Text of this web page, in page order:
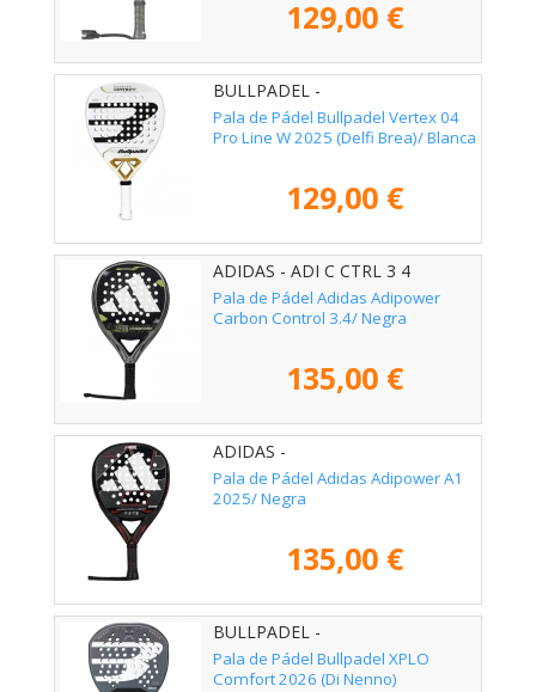
129,00 €
BULLPADEL -
Pala de Pádel Bullpadel Vertex 04
Pro Line W 2025 (Delfi Brea)/ Blanca
129,00 €
ADIDAS - ADI C CTRL 3 4
Pala de Pádel Adidas Adipower
Carbon Control 3.4/ Negra
135,00 €
ADIDAS -
Pala de Pádel Adidas Adipower A1
2025/ Negra
135,00 €
BULLPADEL -
Pala de Pádel Bullpadel XPLO
Comfort 2026 (Di Nenno)